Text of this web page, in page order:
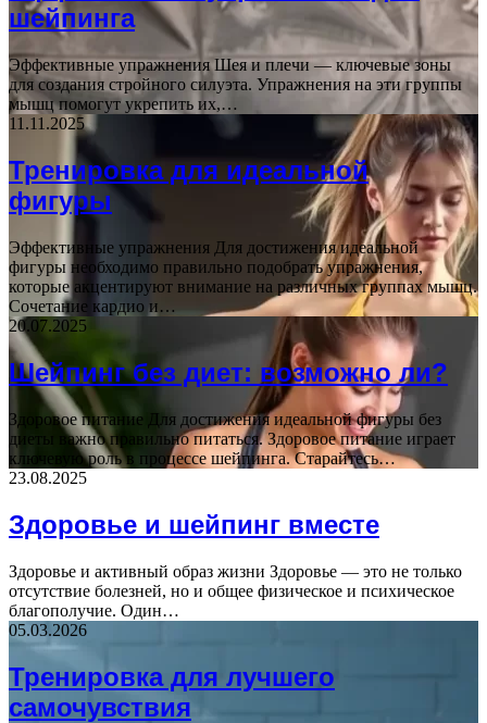
шейпинга
Эффективные упражнения Шея и плечи — ключевые зоны
для создания стройного силуэта. Упражнения на эти группы
мышц помогут укрепить их,…
11.11.2025
Тренировка для идеальной
фигуры
Эффективные упражнения Для достижения идеальной
фигуры необходимо правильно подобрать упражнения,
которые акцентируют внимание на различных группах мышц.
Сочетание кардио и…
20.07.2025
Шейпинг без диет: возможно ли?
Здоровое питание Для достижения идеальной фигуры без
диеты важно правильно питаться. Здоровое питание играет
ключевую роль в процессе шейпинга. Старайтесь…
23.08.2025
Здоровье и шейпинг вместе
Здоровье и активный образ жизни Здоровье — это не только
отсутствие болезней, но и общее физическое и психическое
благополучие. Один…
05.03.2026
Тренировка для лучшего
самочувствия